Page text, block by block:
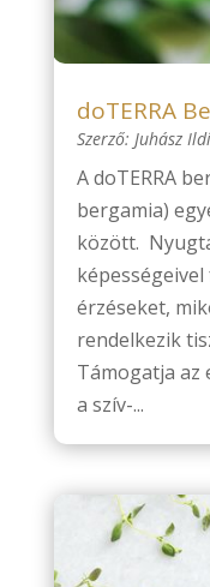
doTERRA
Szerző: Juhász
A doTERRA
bergamia)
között.
érzéseket,
rendelkezik
Támogatja az
a szív-...